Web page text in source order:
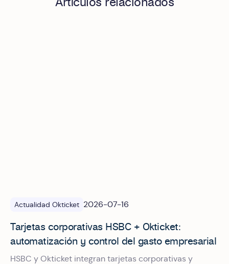
Actualidad Okticket 2026-07-16
Tarjetas corporativas HSBC + Okticket:
automatización y control del gasto empresarial
HSBC y Okticket integran tarjetas corporativas y